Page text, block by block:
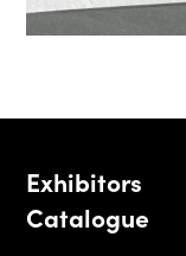
Exhibitors
Catalogue